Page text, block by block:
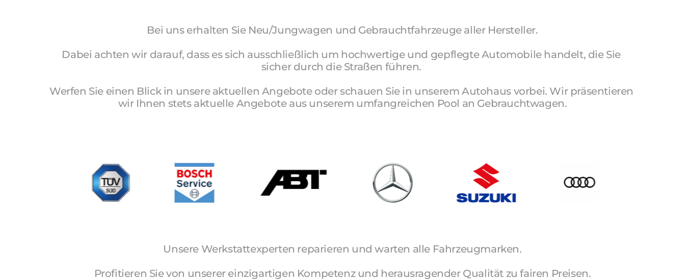
Bei uns erhalten Sie Neu/Jungwagen und Gebrauchtfahrzeuge aller Hersteller.
Dabei achten wir darauf, dass es sich ausschließlich um hochwertige und gepflegte Automobile handelt, die
Sie
sicher durch die Straßen führen.
Werfen Sie einen Blick in unsere aktuellen Angebote oder schauen Sie in unserem Autohaus vorbei. Wir
wir Ihnen stets aktuelle Angebote aus unserem umfangreichen Pool an
Unsere Werkstattexperten reparieren und warten alle Fahrzeugmarken.